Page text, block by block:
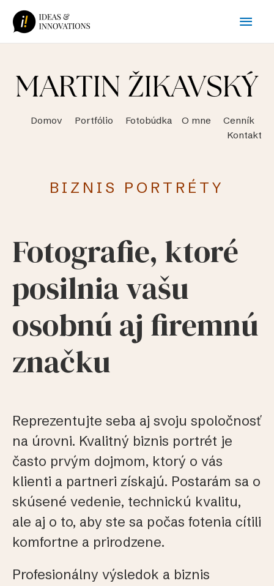
obsah
Domov Portfólio Fotobúdka O mne Cenník
Kontakt
BIZNIS PORTRÉTY
Fotografie, ktoré
posilnia vašu
osobnú aj firemnú
značku
Reprezentujte seba aj svoju spoločnosť
na úrovni. Kvalitný biznis portrét je
často prvým dojmom, ktorý o vás
klienti a partneri získajú. Postarám sa o
skúsené vedenie, technickú kvalitu,
ale aj o to, aby ste sa počas fotenia cítili
komfortne a prirodzene.
Profesionálny výsledok a biznis